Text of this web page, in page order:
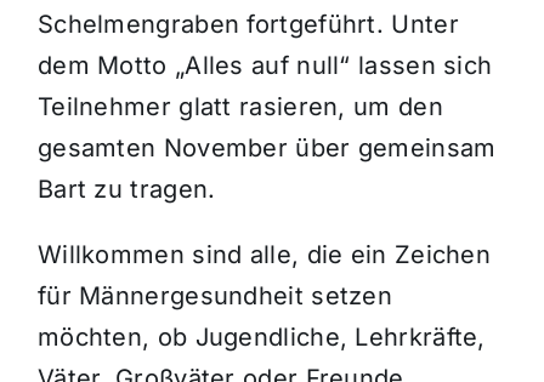
Schelmengraben fortgeführt. Unter
dem Motto „Alles auf null“ lassen sich
Teilnehmer glatt rasieren, um den
gesamten November über gemeinsam
Bart zu tragen.
Willkommen sind alle, die ein Zeichen
für Männergesundheit setzen
möchten, ob Jugendliche, Lehrkräfte,